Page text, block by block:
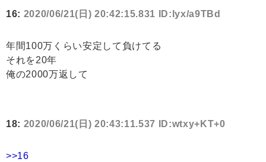
16: 2020/06/21(日) 20:42:15.831 ID:lyx/a9TBd
年間100万くらい安定して負けてる
それを20年
俺の2000万返して
18: 2020/06/21(日) 20:43:11.537 ID:wtxy+KT+0
>>16